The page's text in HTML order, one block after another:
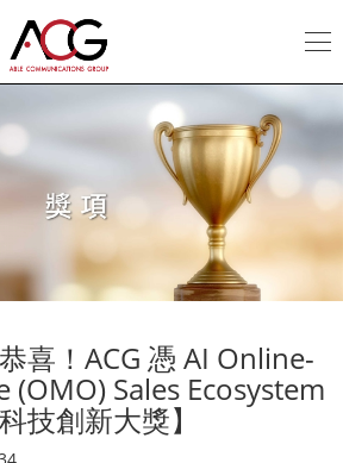
喜！ACG 憑 AI Online-
Sales Ecosystem
技創新大獎】